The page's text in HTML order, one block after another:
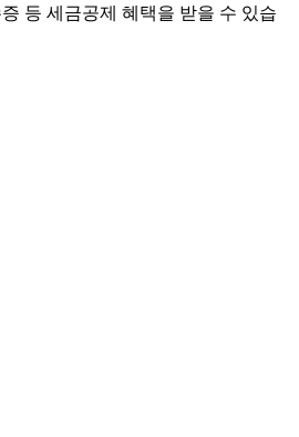
등 세금공제 혜택을 받을 수 있습